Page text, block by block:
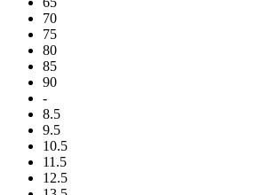
70
75
80
85
90
-
8.5
9.5
10.5
11.5
12.5